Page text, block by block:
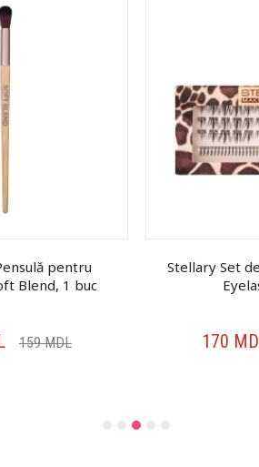
pentru
Blend, 1 buc
159MDL
Stellary Set
170